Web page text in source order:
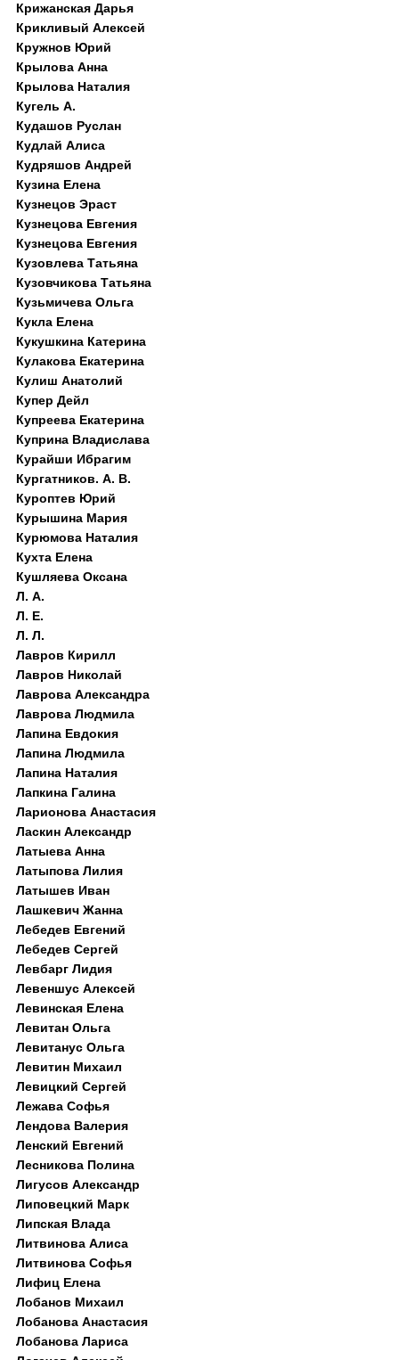
Крижанская Дарья
Крикливый Алексей
Кружнов Юрий
Крылова Анна
Крылова Наталия
Кугель А.
Кудашов Руслан
Кудлай Алиса
Кудряшов Андрей
Кузина Елена
Кузнецов Эраст
Кузнецова Евгения
Кузнецова Евгения
Кузовлева Татьяна
Кузовчикова Татьяна
Кузьмичева Ольга
Кукла Елена
Кукушкина Катерина
Кулакова Екатерина
Кулиш Анатолий
Купер Дейл
Купреева Екатерина
Куприна Владислава
Курайши Ибрагим
Кургатников. А. В.
Куроптев Юрий
Курышина Мария
Курюмова Наталия
Кухта Елена
Кушляева Оксана
Л. А.
Л. Е.
Л. Л.
Лавров Кирилл
Лавров Николай
Лаврова Александра
Лаврова Людмила
Лапина Евдокия
Лапина Людмила
Лапина Наталия
Лапкина Галина
Ларионова Анастасия
Ласкин Александр
Латыева Анна
Латыпова Лилия
Латышев Иван
Лашкевич Жанна
Лебедев Евгений
Лебедев Сергей
Левбарг Лидия
Левеншус Алексей
Левинская Елена
Левитан Ольга
Левитанус Ольга
Левитин Михаил
Левицкий Сергей
Лежава Софья
Лендова Валерия
Ленский Евгений
Лесникова Полина
Лигусов Александр
Липовецкий Марк
Липская Влада
Литвинова Алиса
Литвинова Софья
Лифиц Елена
Лобанов Михаил
Лобанова Анастасия
Лобанова Лариса